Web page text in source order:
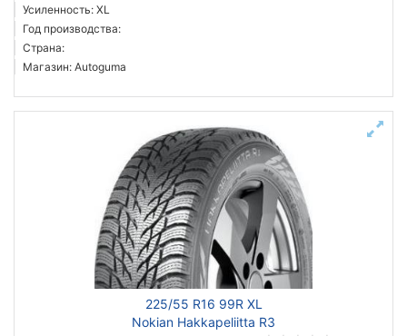
Усиленность: XL
Год производства:
Страна:
Магазин: Autoguma
225/55 R16 99R XL
Nokian Hakkapeliitta R3